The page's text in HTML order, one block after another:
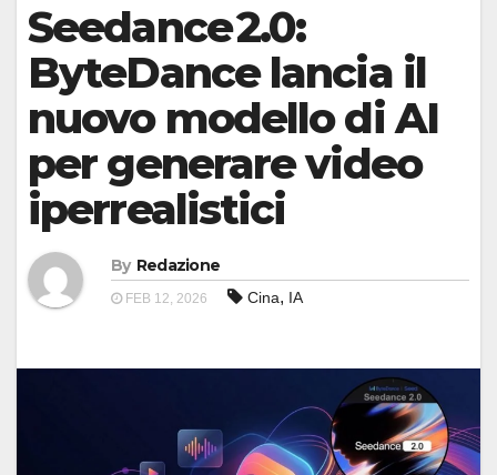
Seedance 2.0:
ByteDance lancia il
nuovo modello di AI
per generare video
iperrealistici
By Redazione
FEB 12, 2026 Cina, IA